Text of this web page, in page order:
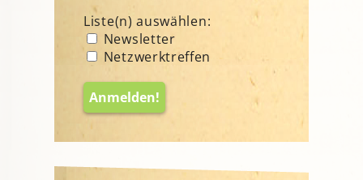
Liste(n) auswählen:
Newsletter
Netzwerktreffen